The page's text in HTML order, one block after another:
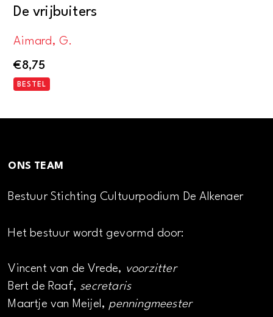
De vrijbuiters
Aimard, G.
€8,75
BESTEL
ONS TEAM
Bestuur Stichting Cultuurpodium De Alkenaer
Het bestuur wordt gevormd door:
Vincent van de Vrede, voorzitter
Bert de Raaf, secretaris
Maartje van Meijel, penningmeester